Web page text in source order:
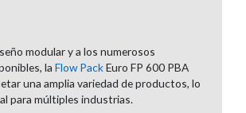
modular y a los numerosos
la Flow PackEuro FP 600 PBA
una amplia variedad de productos, lo
para múltiples industrias.